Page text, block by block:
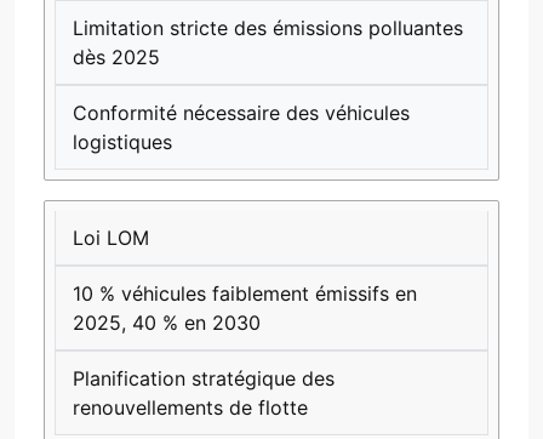
Limitation stricte des émissions polluantes
dès 2025
Conformité nécessaire des véhicules
logistiques
Loi LOM
10 % véhicules faiblement émissifs en
2025, 40 % en 2030
Planification stratégique des
renouvellements de flotte